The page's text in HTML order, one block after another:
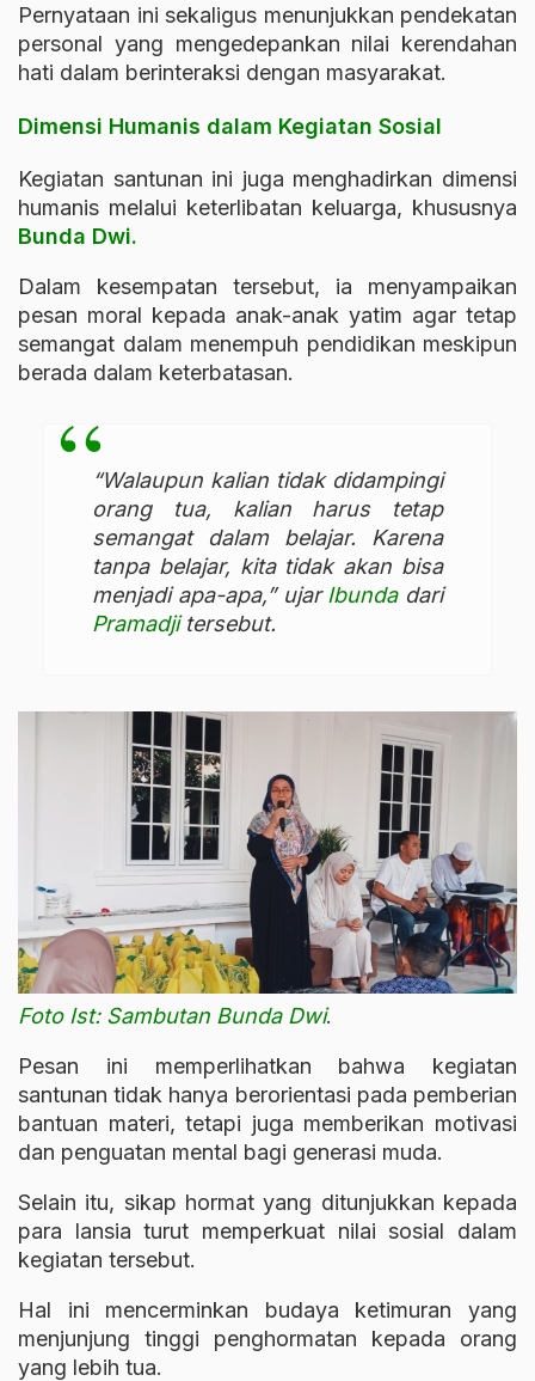
Pernyataan ini sekaligus menunjukkan pendekatan
personal yang mengedepankan nilai kerendahan
hati dalam berinteraksi dengan masyarakat.
Dimensi Humanis dalam Kegiatan Sosial
Kegiatan santunan ini juga menghadirkan dimensi
humanis melalui keterlibatan keluarga, khususnya
Bunda Dwi.
Dalam kesempatan tersebut, ia menyampaikan
pesan moral kepada anak-anak yatim agar tetap
semangat dalam menempuh pendidikan meskipun
berada dalam keterbatasan.
“Walaupun kalian tidak didampingi
orang tua, kalian harus tetap
semangat dalam belajar. Karena
tanpa belajar, kita tidak akan bisa
menjadi apa-apa,” ujar Ibundadari
Pramadjitersebut.
Foto Ist: Sambutan Bunda Dwi.
Pesan ini memperlihatkan bahwa kegiatan
santunan tidak hanya berorientasi pada pemberian
bantuan materi, tetapi juga memberikan motivasi
dan penguatan mental bagi generasi muda.
Selain itu, sikap hormat yang ditunjukkan kepada
para lansia turut memperkuat nilai sosial dalam
kegiatan tersebut.
Hal ini mencerminkan budaya ketimuran yang
menjunjung tinggi penghormatan kepada orang
yang lebih tua.